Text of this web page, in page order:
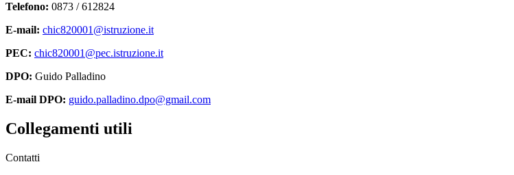
Telefono: 0873 / 612824
E-mail: chic820001@istruzione.it
PEC: chic820001@pec.istruzione.it
DPO: Guido Palladino
E-mail DPO: guido.palladino.dpo@gmail.com
Collegamenti utili
Contatti